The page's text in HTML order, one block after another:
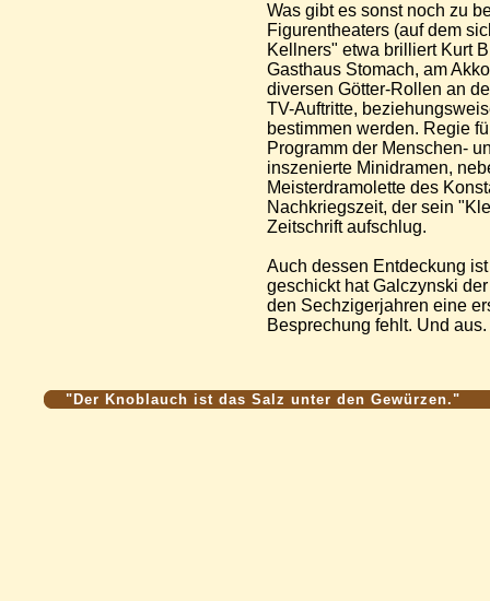
Was gibt es sonst noch zu
Figurentheaters (auf dem
Kellners" etwa brilliert Kurt
Gasthaus Stomach, am
diversen Götter-Rollen an
TV-Auftritte,
bestimmen werden. Regie
Programm der Menschen-
inszenierte Minidramen,
Meisterdramolette des
Nachkriegszeit, der sein
Zeitschrift aufschlug.
Auch dessen Entdeckung
geschickt hat Galczynski
den Sechzigerjahren eine
Besprechung fehlt. Und aus.
"Der Knoblauch ist das Salz unter den Gewürzen."